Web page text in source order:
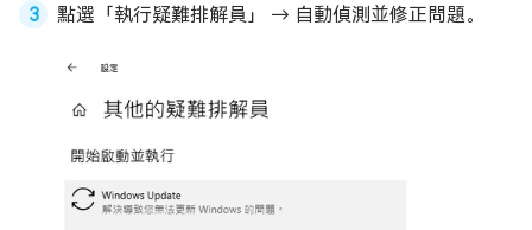
點選「執行疑難排解員」 → 自動偵測並修正問題。